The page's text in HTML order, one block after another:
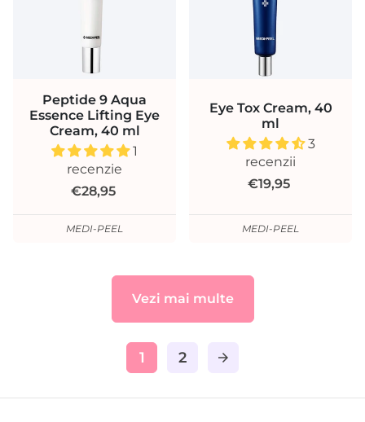
Peptide 9 Aqua
Essence Lifting Eye
Cream, 40 ml
1
recenzie
€28,95
MEDI-PEEL
Eye Tox Cream, 40
ml
3
recenzii
€19,95
MEDI-PEEL
Vezi mai multe
1 2 arrow_forward